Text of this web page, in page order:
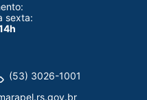
sexta:
(53) 3026-1001